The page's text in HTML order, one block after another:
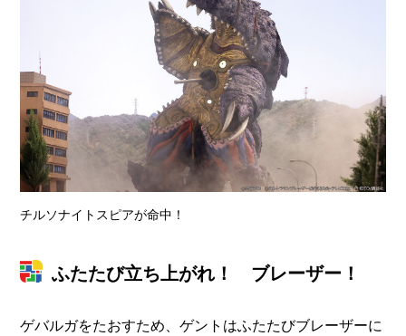
チルソナイトスピアが命中！
ふたたび立ち上がれ！ ブレーザー！
ゲバルガをたおすため、ゲントはふたたびブレーザーに